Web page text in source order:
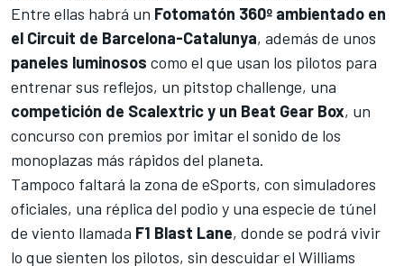
Entre ellas habrá un Fotomatón 360º ambientado en
el Circuit de Barcelona-Catalunya, además de unos
paneles luminosos como el que usan los pilotos para
entrenar sus reflejos, un pitstop challenge, una
competición de Scalextric y un Beat Gear Box, un
concurso con premios por imitar el sonido de los
monoplazas más rápidos del planeta.
Tampoco faltará la zona de eSports, con simuladores
oficiales, una réplica del podio y una especie de túnel
de viento llamada F1 Blast Lane, donde se podrá vivir
lo que sienten los pilotos, sin descuidar el Williams